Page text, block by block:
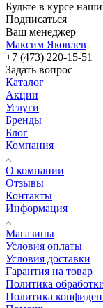
Будьте в курсе
Подписаться
Ваш менеджер
Максим Яковлев
+7 (473) 220-15-51
Задать вопрос
Каталог
Акции
Услуги
Бренды
Блог
Компания
О компании
Отзывы
Контакты
Информация
Магазины
Условия оплаты
Условия доставки
Гарантия на товар
Политика
Политика